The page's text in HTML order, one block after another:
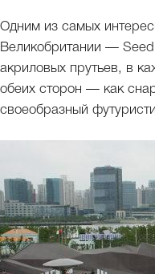
Одним из самых
Великобритании —
акриловых прутьев, в
обеих сторон — как
своеобразный